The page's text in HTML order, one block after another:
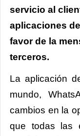
servicio al
aplicaciones
favor de la
terceros.
La aplicación
mundo,
cambios en la
que todas las